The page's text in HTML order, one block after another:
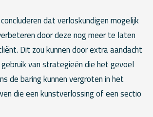
dat verloskundigen mogelijk
door deze nog meer te laten
Dit zou kunnen door extra aandacht
van strategieën die het gevoel
de baring kunnen vergroten in het
die een kunstverlossing of een sectio